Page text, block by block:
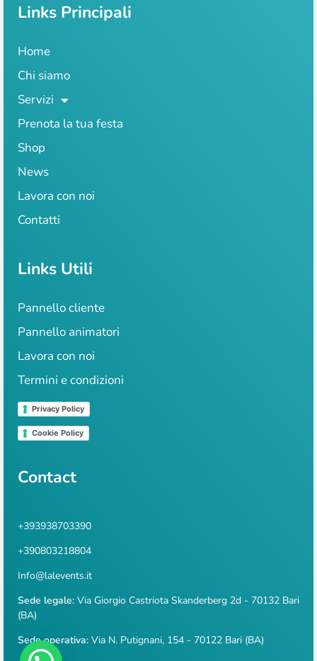
Links Principali
Home
Chi siamo
Servizi
Prenota la tua festa
Shop
News
Lavora con noi
Contatti
Links Utili
Pannello cliente
Pannello animatori
Lavora con noi
Termini e condizioni
Privacy Policy
Cookie Policy
Contact
+393938703390
+390803218804
Info@lalevents.it
Sede legale: Via Giorgio Castriota Skanderberg 2d - 70132 Bari
(BA)
Sede operativa: Via N. Putignani, 154 - 70122 Bari (BA)